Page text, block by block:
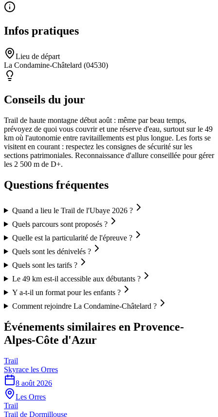
Infos pratiques
Lieu de départ
La Condamine-Châtelard (04530)
Conseils du jour
Trail de haute montagne début août : même par beau temps,
prévoyez de quoi vous couvrir et une réserve d'eau, surtout sur le 49
km où l'autonomie entre ravitaillements est plus longue. Les forts se
visitent en courant : respectez les consignes de sécurité sur les
sections patrimoniales. Reconnaissance d'allure conseillée pour gérer
les 2 500 m de D+.
Questions fréquentes
Quand a lieu le Trail de l'Ubaye 2026 ?
Quels parcours sont proposés ?
Quelle est la particularité de l'épreuve ?
Quels sont les dénivelés ?
Quels sont les tarifs ?
Le 49 km est-il accessible aux débutants ?
Y a-t-il un format pour les enfants ?
Comment rejoindre La Condamine-Châtelard ?
Événements similaires en Provence-
Alpes-Côte d'Azur
Trail
Skyrace les Orres
8 août 2026
Les Orres
Trail
Trail de Dormillouse